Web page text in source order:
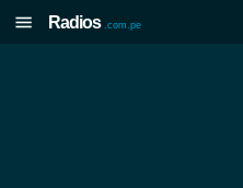
Radios .com.pe